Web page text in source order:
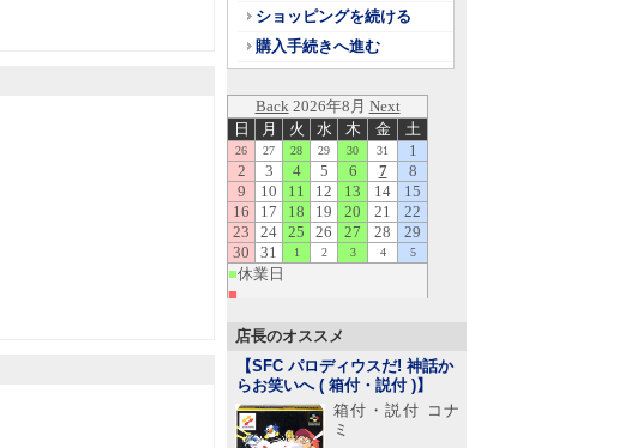
ショッピングを続ける
購入手続きへ進む
店長のオススメ
【SFC パロディウスだ! 神話か
らお笑いへ ( 箱付・説付 )】
箱付・説付 コナ
ミ